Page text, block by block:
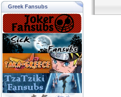
Greek Fansubs